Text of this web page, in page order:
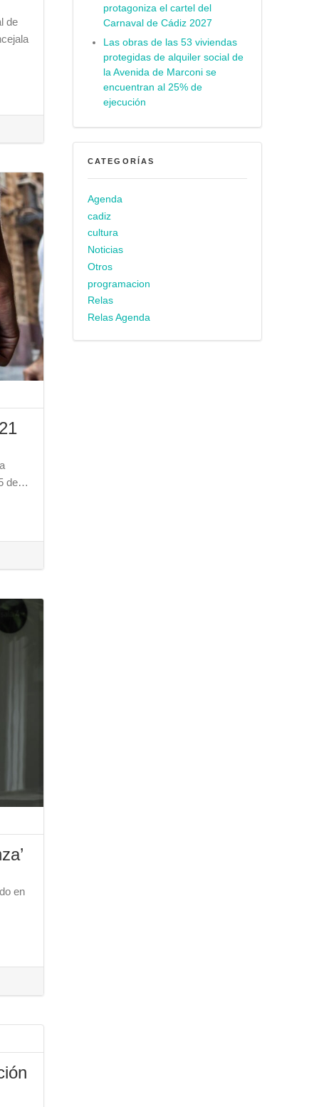
de
de…
en
protagoniza el cartel del
Carnaval de Cádiz 2027
Las obras de las 53 viviendas
protegidas de alquiler social de
la Avenida de Marconi se
encuentran al 25% de
ejecución
CATEGORÍAS
Agenda
cadiz
cultura
Noticias
Otros
programacion
Relas
Relas Agenda